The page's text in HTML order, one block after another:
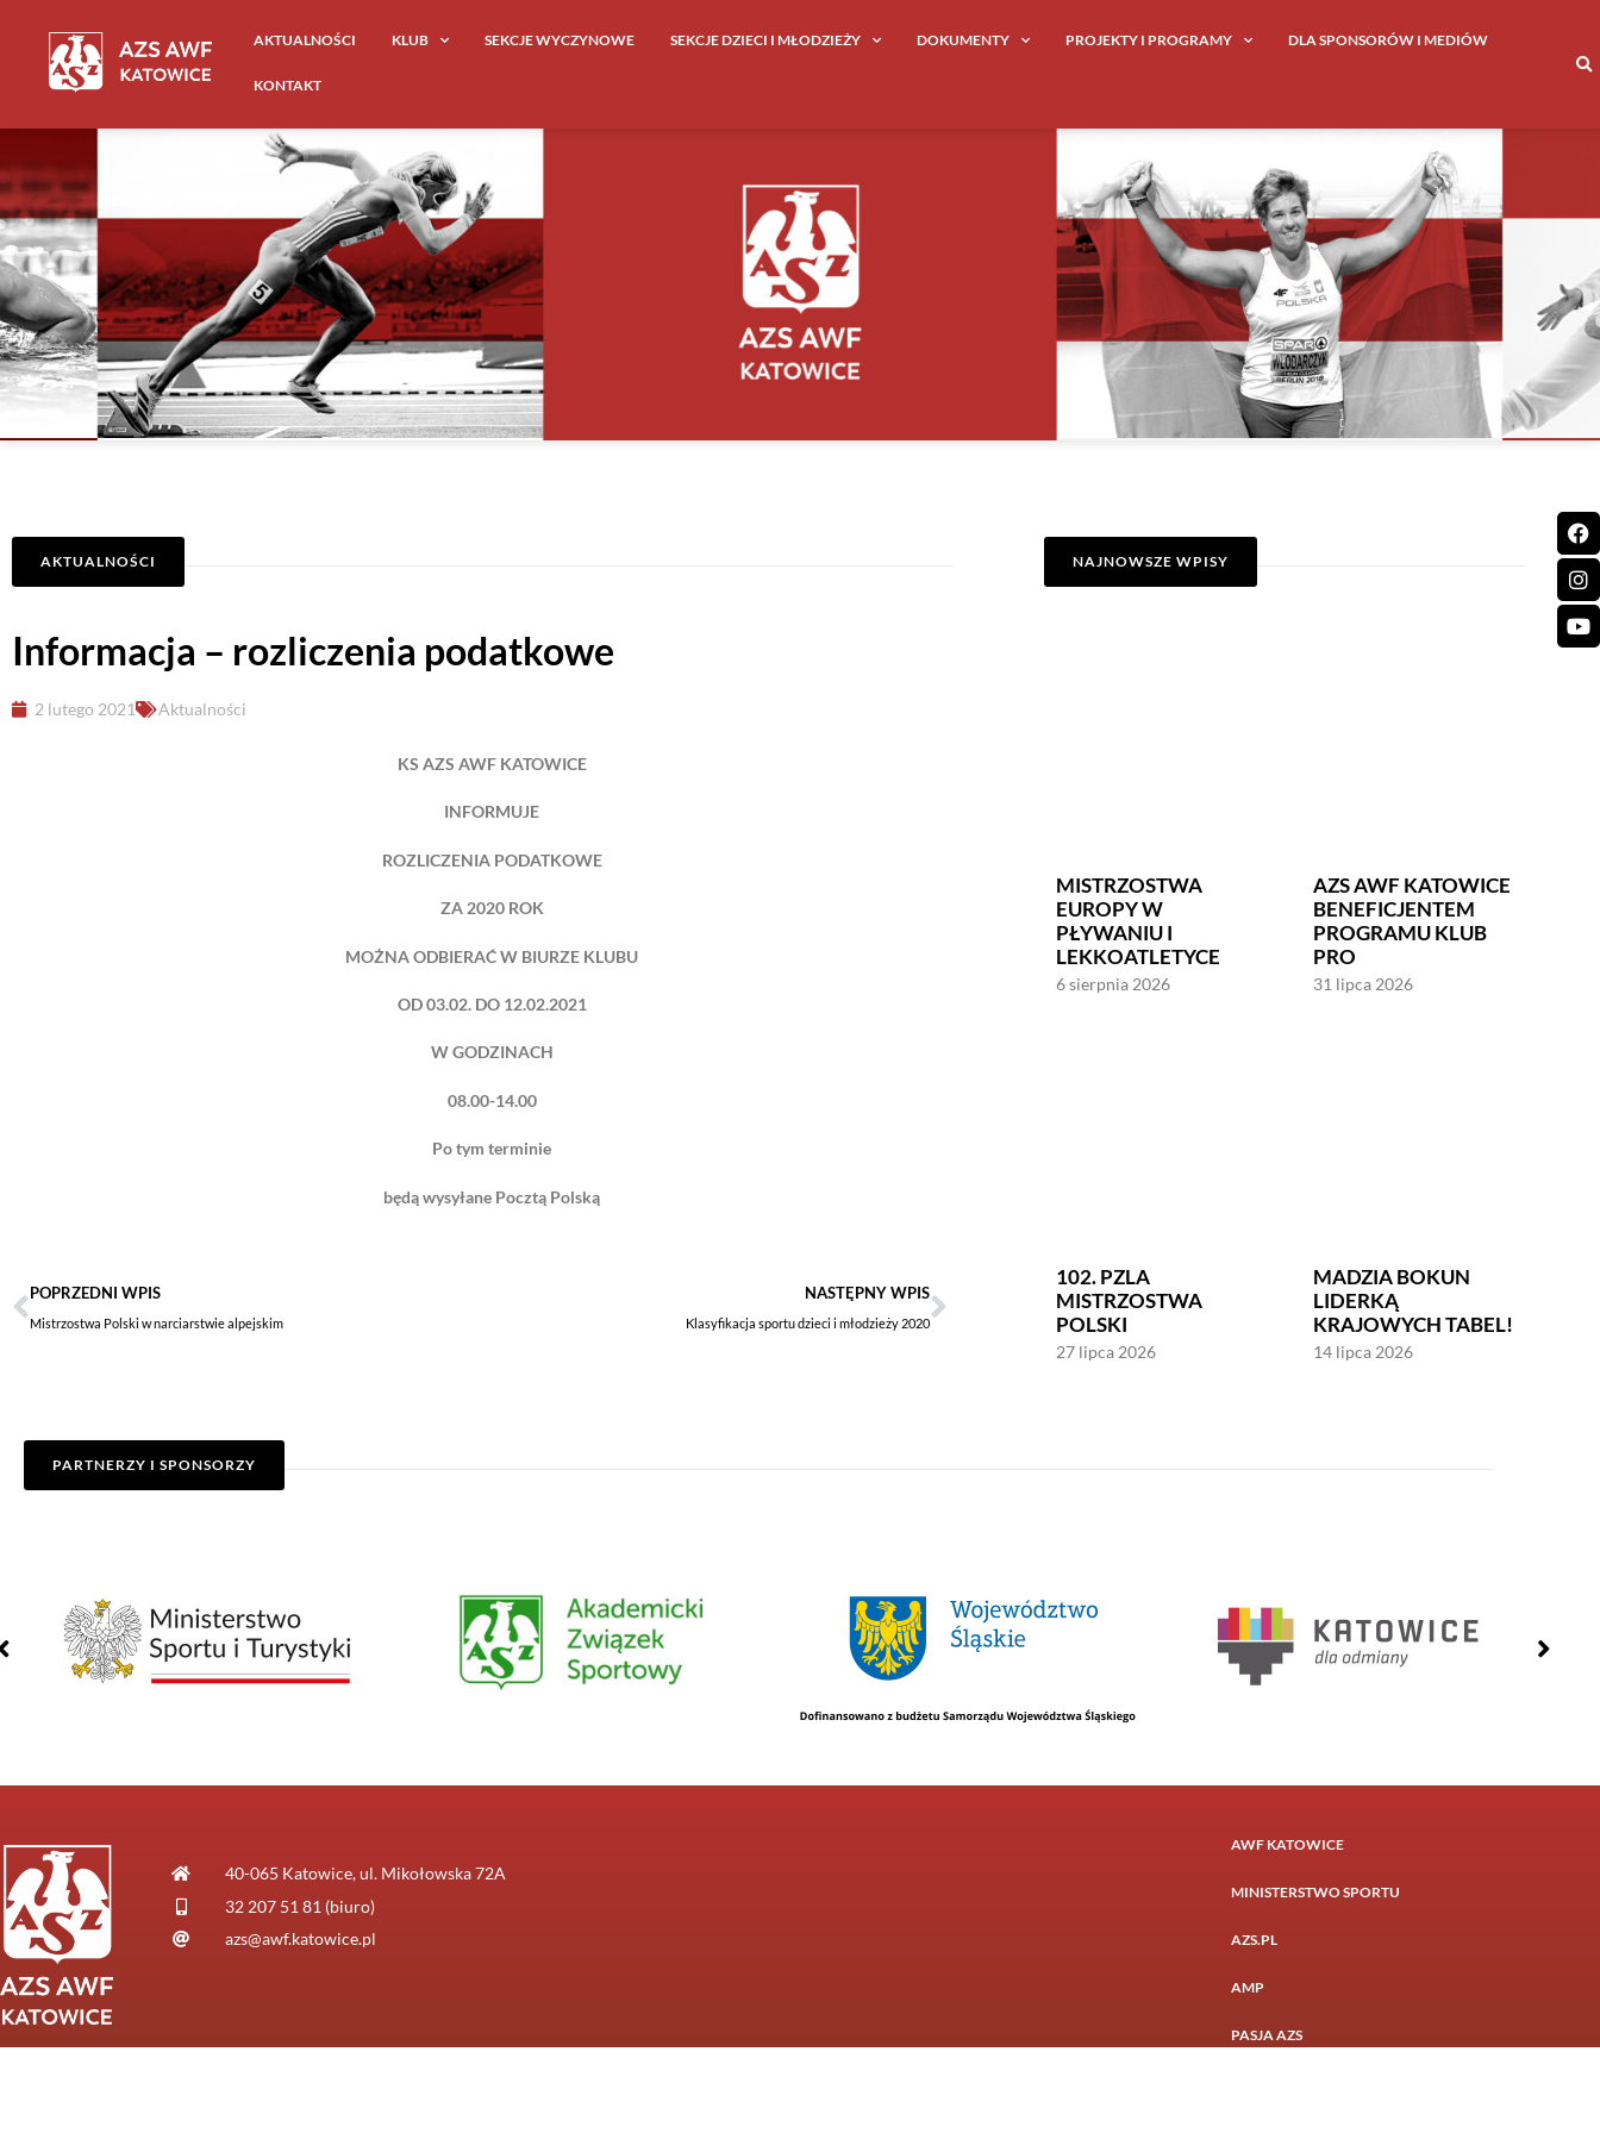
AKTUALNOŚCI KLUB SEKCJE WYCZYNOWE SEKCJE DZIECI I MŁODZIEŻY DOKUMENTY PROJEKTY I PROGRAMY DLA SPONSORÓW I MEDIÓW
KONTAKT
AKTUALNOŚCI
Informacja – rozliczenia podatkowe
2 lutego 2021 Aktualności
KS AZS AWF KATOWICE
INFORMUJE
ROZLICZENIA PODATKOWE
ZA 2020 ROK
MOŻNA ODBIERAĆ W BIURZE KLUBU
OD 03.02. DO 12.02.2021
W GODZINACH
08.00-14.00
Po tym terminie
będą wysyłane Pocztą Polską
POPRZEDNI WPIS
Mistrzostwa Polski w narciarstwie alpejskim
NASTĘPNY WPIS
Klasyfikacja sportu dzieci i młodzieży 2020
NAJNOWSZE WPISY
MISTRZOSTWA
EUROPY W
PŁYWANIU I
LEKKOATLETYCE
6 sierpnia 2026
AZS AWF KATOWICE
BENEFICJENTEM
PROGRAMU KLUB
PRO
31 lipca 2026
102. PZLA
MISTRZOSTWA
POLSKI
27 lipca 2026
MADZIA BOKUN
LIDERKĄ
KRAJOWYCH TABEL!
14 lipca 2026
PARTNERZY I SPONSORZY
40-065 Katowice, ul. Mikołowska 72A
32 207 51 81 (biuro)
azs@awf.katowice.pl
AWF KATOWICE
MINISTERSTWO SPORTU
AZS.PL
AMP
PASJA AZS